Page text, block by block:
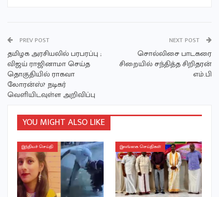
PREV POST
தமிழக அரசியலில் பரபரப்பு ;
விஜய் ராஜினாமா செய்த
தொகுதியில் ராகவா
லோரன்ஸ்? நடிகர்
வெளியிடவுள்ள அறிவிப்பு
NEXT POST
சொல்லிசை பாடகரை
சிறையில் சந்தித்த சிறிதரன்
எம்.பி
YOU MIGHT ALSO LIKE
இந்தியச் செய்தி இலங்கை செய்திகள்